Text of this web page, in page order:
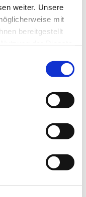
weiter. Unsere
mit
bereitgestellt